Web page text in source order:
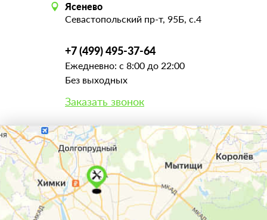
Ясенево
Севастопольский пр-т, 95Б, с.4
+7 (499) 495-37-64
Ежедневно: с 8:00 до 22:00
Без выходных
Заказать звонок